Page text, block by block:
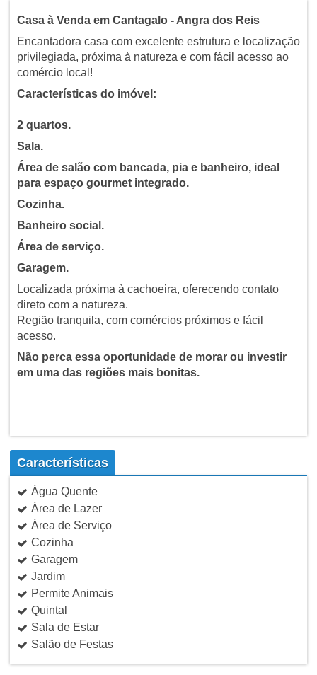
Casa à Venda em Cantagalo - Angra dos Reis
Encantadora casa com excelente estrutura e localização
privilegiada, próxima à natureza e com fácil acesso ao
comércio local!
Características do imóvel:
2 quartos.
Sala.
Área de salão com bancada, pia e banheiro, ideal
para espaço gourmet integrado.
Cozinha.
Banheiro social.
Área de serviço.
Garagem.
Localizada próxima à cachoeira, oferecendo contato
direto com a natureza.
Região tranquila, com comércios próximos e fácil
acesso.
Não perca essa oportunidade de morar ou investir
em uma das regiões mais bonitas.
Características
Água Quente
Área de Lazer
Área de Serviço
Cozinha
Garagem
Jardim
Permite Animais
Quintal
Sala de Estar
Salão de Festas